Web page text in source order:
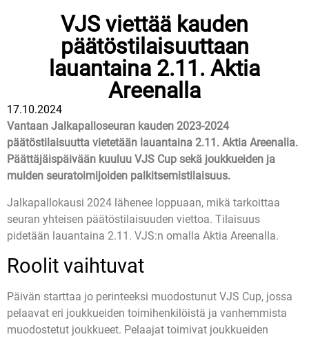
VJS viettää kauden
päätöstilaisuuttaan
lauantaina 2.11. Aktia
Areenalla
17.10.2024
Vantaan Jalkapalloseuran kauden 2023-2024
päätöstilaisuutta vietetään lauantaina 2.11. Aktia Areenalla.
Päättäjäispäivään kuuluu VJS Cup sekä joukkueiden ja
muiden seuratoimijoiden palkitsemistilaisuus.
Jalkapallokausi 2024 lähenee loppuaan, mikä tarkoittaa
seuran yhteisen päätöstilaisuuden viettoa. Tilaisuus
pidetään lauantaina 2.11. VJS:n omalla Aktia Areenalla.
Roolit vaihtuvat
Päivän starttaa jo perinteeksi muodostunut VJS Cup, jossa
pelaavat eri joukkueiden toimihenkilöistä ja vanhemmista
muodostetut joukkueet. Pelaajat toimivat joukkueiden